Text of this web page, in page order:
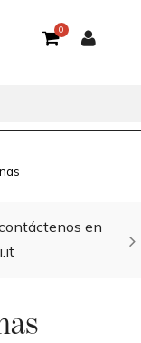
0
en